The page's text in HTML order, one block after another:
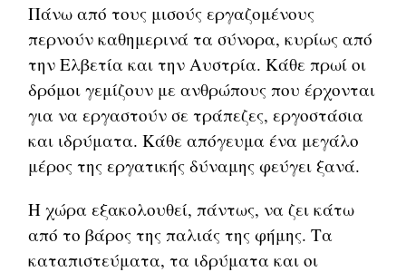
Πάνω από τους μισούς εργαζομένους
περνούν καθημερινά τα σύνορα, κυρίως από
την Ελβετία και την Αυστρία. Κάθε πρωί οι
δρόμοι γεμίζουν με ανθρώπους που έρχονται
για να εργαστούν σε τράπεζες, εργοστάσια
και ιδρύματα. Κάθε απόγευμα ένα μεγάλο
μέρος της εργατικής δύναμης φεύγει ξανά.
Η χώρα εξακολουθεί, πάντως, να ζει κάτω
από το βάρος της παλιάς της φήμης. Τα
καταπιστεύματα, τα ιδρύματα και οι